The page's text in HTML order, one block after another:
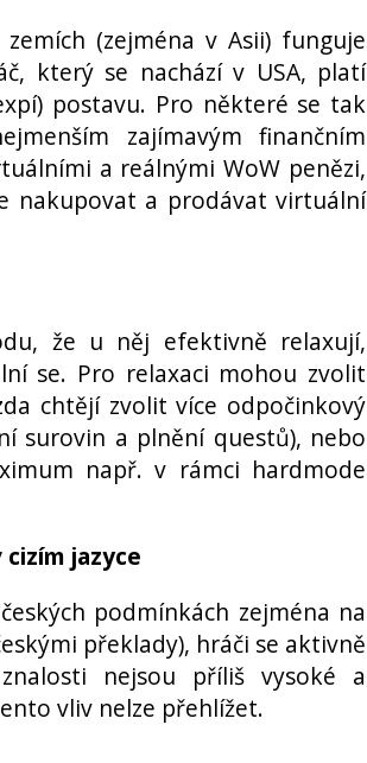
(zejména v Asii) funguje
který se nachází v USA, platí
postavu. Pro některé se tak
zajímavým finančním
a reálnými WoW penězi,
nakupovat a prodávat virtuální
že u něj efektivně relaxují,
se. Pro relaxaci mohou zvolit
chtějí zvolit více odpočinkový
surovin a plnění questů), nebo
např. v rámci hardmode
jazyce
podmínkách zejména na
překlady), hráči se aktivně
nejsou příliš vysoké a
vliv nelze přehlížet.